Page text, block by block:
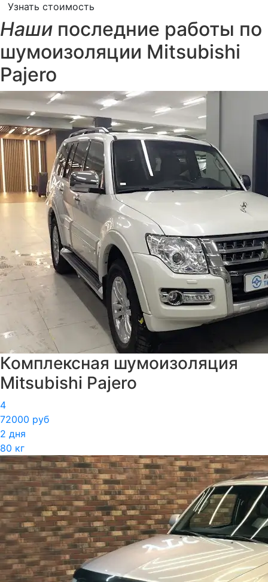
Узнать стоимость
Наши последние работы по
шумоизоляции Mitsubishi
Pajero
Комплексная шумоизоляция
Mitsubishi Pajero
4
72000 руб
2 дня
80 кг